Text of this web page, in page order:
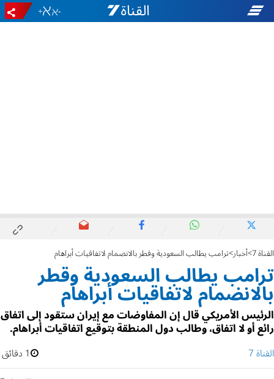
-
+
القناة 7 أخبار ترامب يطالب السعودية وقطر بالانضمام لاتفاقيات أبراهام
ترامب يطالب السعودية وقطر
بالانضمام لاتفاقيات أبراهام
الرئيس الأمريكي قال إن المفاوضات مع إيران ستقود إلى اتفاق
رائع أو لا اتفاق، وطالب دول المنطقة بتوقيع اتفاقيات أبراهام.
القناة 7
1 دقائق